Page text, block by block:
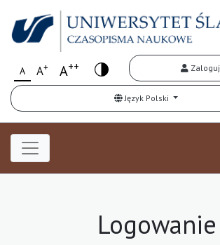
A A+ A++ Zaloguj
Język Polski
Logowanie